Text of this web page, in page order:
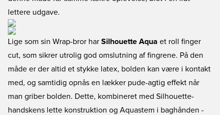
lettere udgave.
Lige som sin Wrap-bror har Silhouette Aqua et roll finger
cut, som sikrer utrolig god omslutning af fingrene. På den
måde er der altid et stykke latex, bolden kan være i kontakt
med, og samtidig opnås en lækker pude-agtig effekt når
man griber bolden. Dette, kombineret med Silhouette-
handskens lette konstruktion og Aquastem i baghånden -